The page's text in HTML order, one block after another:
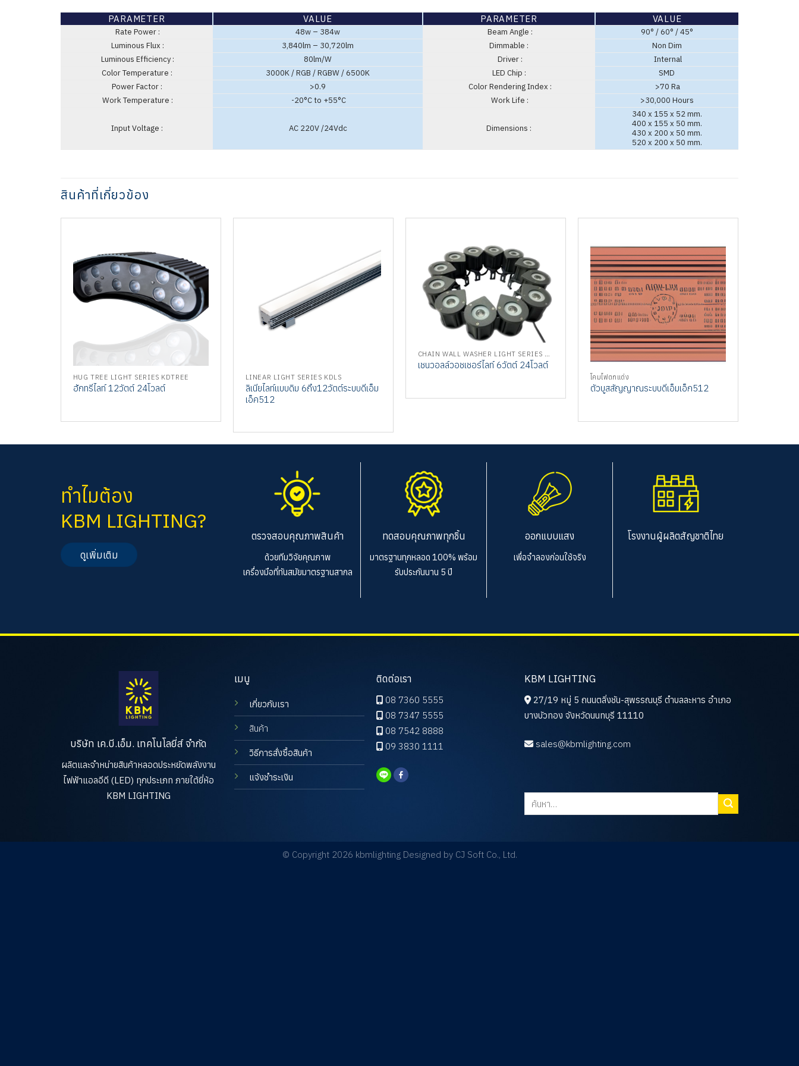
PARAMETER VALUE PARAMETER VALUE
Rate Power : 48w – 384w Beam Angle :
90° / 60° / 45°
Luminous Flux :
3,840lm – 30,720lm Dimmable :
Non Dim
Luminous Efficiency :
80lm/W Driver :
Internal
Color Temperature :
3000K / RGB / RGBW / 6500K LED Chip :
SMD
Power Factor :
>0.9 Color Rendering Index :
>70 Ra
Work Temperature :
-20°C to +55°C Work Life : >30,000 Hours
Input Voltage : AC 220V /24Vdc Dimensions :
340 x 155 x 52 mm.
400 x 155 x 50 mm.
430 x 200 x 50 mm.
520 x 200 x 50 mm.
สินค้าที่เกี่ยวข้อง
HUG TREE LIGHT SERIES KDTREE
ฮักทรีไลท์ 12วัตต์ 24โวลต์
LINEAR LIGHT SERIES KDLS
ลิเนียไลท์แบบดิม 6ถึง12วัตต์ระบบดีเอ็ม
เอ็ค512
เชนวอลล์วอชเชอร์ไลท์ 6วัตต์ 24โวลต์
โคมไฟตกแต่ง
ตัวบูสสัญญาณระบบดีเอ็มเอ็ก512
ทำไมต้อง
KBM LIGHTING?
ดูเพิ่มเติม
ตรวจสอบคุณภาพสินค้า
ด้วยทีมวิจัยคุณภาพ
เครื่องมือที่ทันสมัยมาตรฐานสากล
ทดสอบคุณภาพทุกชิ้น
มาตรฐานทุกหลอด 100% พร้อม
รับประกันนาน 5 ปี
ออกแบบแสง
เพื่อจำลองก่อนใช้จริง
โรงงานผู้ผลิตสัญชาติไทย
บริษัท เค.บี.เอ็ม. เทคโนโลยี่ส์ จำกัด
ผลิตและจำหน่ายสินค้าหลอดประหยัดพลังงาน
ไฟฟ้าแอลอีดี (LED) ทุกประเภท ภายใต้ยี่ห้อ
KBM LIGHTING
เมนู
เกี่ยวกับเรา
สินค้า
วิธีการสั่งซื้อสินค้า
แจ้งชำระเงิน
ติดต่อเรา
08 7360 5555
08 7347 5555
08 7542 8888
09 3830 1111
KBM LIGHTING
27/19 หมู่ 5 ถนนตลิ่งชัน-สุพรรณบุรี ตำบลละหาร อำเภอ
บางบัวทอง จังหวัดนนทบุรี 11110
sales@kbmlighting.com
© Copyright 2026 kbmlighting Designed by CJ Soft Co., Ltd.